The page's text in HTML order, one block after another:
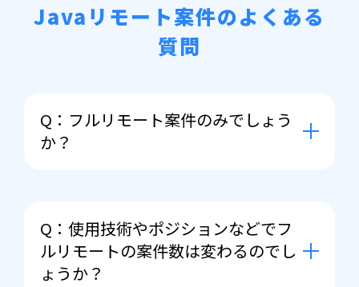
Javaリモート案件のよくある
質問
Q：フルリモート案件のみでしょう
か？
案件をお探しさせていただくのです
が、ご紹介できる案件の幅によっては
初期出社や定期出社（リモートと出社
Q：使用技術やポジションなどでフ
ルリモートの案件数は変わるのでし
ょうか？